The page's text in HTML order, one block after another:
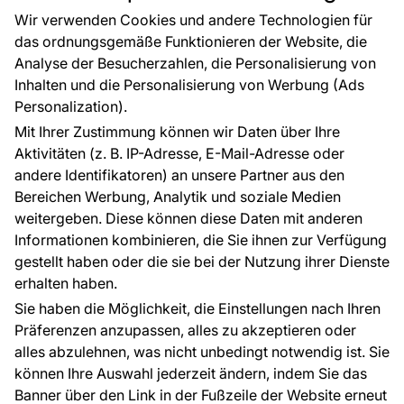
Wir verwenden Cookies und andere Technologien für
das ordnungsgemäße Funktionieren der Website, die
Analyse der Besucherzahlen, die Personalisierung von
Inhalten und die Personalisierung von Werbung (Ads
Personalization).
Mit Ihrer Zustimmung können wir Daten über Ihre
Aktivitäten (z. B. IP-Adresse, E-Mail-Adresse oder
andere Identifikatoren) an unsere Partner aus den
Bereichen Werbung, Analytik und soziale Medien
weitergeben. Diese können diese Daten mit anderen
Informationen kombinieren, die Sie ihnen zur Verfügung
gestellt haben oder die sie bei der Nutzung ihrer Dienste
erhalten haben.
Sie haben die Möglichkeit, die Einstellungen nach Ihren
Präferenzen anzupassen, alles zu akzeptieren oder
alles abzulehnen, was nicht unbedingt notwendig ist. Sie
können Ihre Auswahl jederzeit ändern, indem Sie das
Banner über den Link in der Fußzeile der Website erneut
Großhandel
Raumvisualisierung
Tapetenmuster
FÜR SIE
Blog
EU-Projekte
Ratschläge und Tipps
FAQ
ÜBER DAS UNTERNEHMEN
Kontakt
Haben Sie Fragen? Wir helfen Ihnen gerne weiter
und beraten Sie persönlich.
+49 781 95633072
service@tapeteneshop.de